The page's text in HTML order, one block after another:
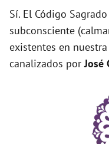
Sí. El Código
subconsciente
existentes en
canalizados porJosé